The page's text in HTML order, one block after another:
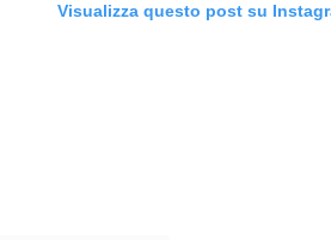
Visualizza questo post su